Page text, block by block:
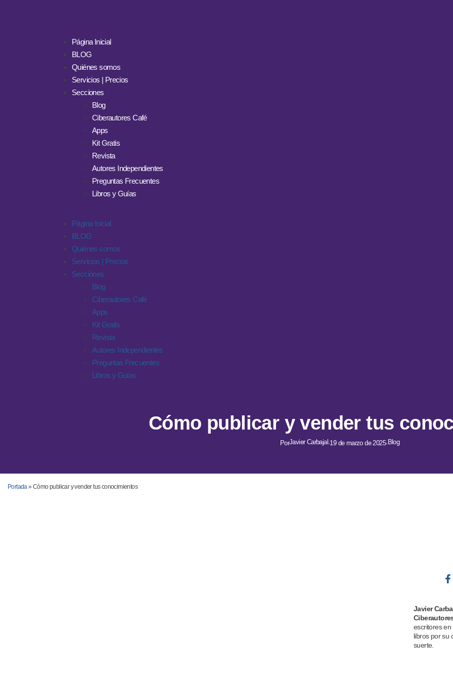
Página Inicial
BLOG
Quiénes somos
Servicios | Precios
Secciones
Blog
Ciberautores Café
Apps
Kit Gratis
Revista
Autores Independientes
Preguntas Frecuentes
Libros y Guías
Página Inicial
BLOG
Quiénes somos
Servicios | Precios
Secciones
Blog
Ciberautores Café
Apps
Kit Gratis
Revista
Autores Independientes
Preguntas Frecuentes
Libros y Guías
Cómo publicar y vender tus
PorJavier Carbajal·19 de marzo de 2025·Blog
Portada»Cómo publicar y vender tus conocimientos
Javier
escritores
libros por su
suerte.